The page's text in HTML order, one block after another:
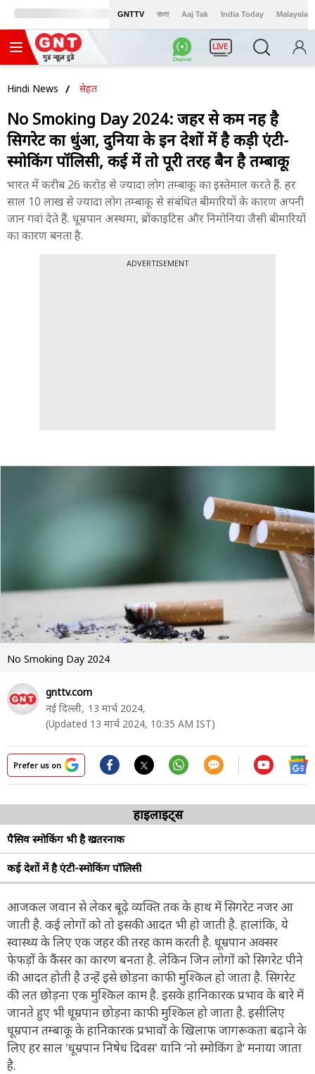
GNTTV বাংলা Aaj Tak India Today Malayalam
LIVE
Hindi News सेहत
No Smoking Day 2024: जहर से कम नहीं है
सिगरेट का धुंआ, दुनिया के इन देशों में है कड़ी एंटी-
स्मोकिंग पॉलिसी, कई में तो पूरी तरह बैन है तम्बाकू
भारत में करीब 26 करोड़ से ज्यादा लोग तम्बाकू का इस्तेमाल करते हैं. हर
साल 10 लाख से ज्यादा लोग तम्बाकू से संबंधित बीमारियों के कारण अपनी
जान गवां देते हैं. धूम्रपान अस्थमा, ब्रोंकाइटिस और निमोनिया जैसी बीमारियों
का कारण बनता है.
ADVERTISEMENT
No Smoking Day 2024
gnttv.com
नई दिल्ली, 13 मार्च 2024,
(Updated 13 मार्च 2024, 10:35 AM IST)
Prefer us on
हाइलाइट्स
पैसिव स्मोकिंग भी है खतरनाक
कई देशों में है एंटी-स्मोकिंग पॉलिसी
आजकल जवान से लेकर बूढ़े व्यक्ति तक के हाथ में सिगरेट नजर आ
जाती है. कई लोगों को तो इसकी आदत भी हो जाती है. हालांकि, ये
स्वास्थ्य के लिए एक जहर की तरह काम करती है. धूम्रपान अक्सर
फेफड़ों के कैंसर का कारण बनता है. लेकिन जिन लोगों को सिगरेट पीने
की आदत होती है उन्हें इसे छोड़ना काफी मुश्किल हो जाता है. सिगरेट
की लत छोड़ना एक मुश्किल काम है. इसके हानिकारक प्रभाव के बारे में
जानते हुए भी धूम्रपान छोड़ना काफी मुश्किल हो जाता है. इसीलिए
धूम्रपान तम्बाकू के हानिकारक प्रभावों के खिलाफ जागरूकता बढ़ाने के
लिए हर साल 'धूम्रपान निषेध दिवस' यानि ‘नो स्मोकिंग डे’ मनाया जाता
है.